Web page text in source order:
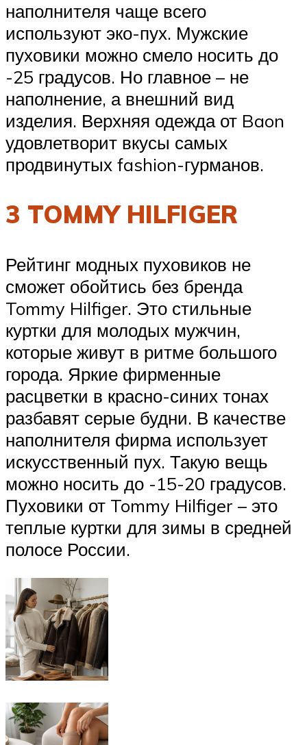
наполнителя чаще всего
используют эко-пух. Мужские
пуховики можно смело носить до
-25 градусов. Но главное – не
наполнение, а внешний вид
изделия. Верхняя одежда от Baon
удовлетворит вкусы самых
продвинутых fashion-гурманов.
3 TOMMY HILFIGER
Рейтинг модных пуховиков не
сможет обойтись без бренда
Tommy Hilfiger. Это стильные
куртки для молодых мужчин,
которые живут в ритме большого
города. Яркие фирменные
расцветки в красно-синих тонах
разбавят серые будни. В качестве
наполнителя фирма использует
искусственный пух. Такую вещь
можно носить до -15-20 градусов.
Пуховики от Tommy Hilfiger – это
теплые куртки для зимы в средней
полосе России.